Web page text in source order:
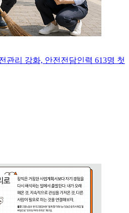
관리 강화, 안전전담인력 613명 첫